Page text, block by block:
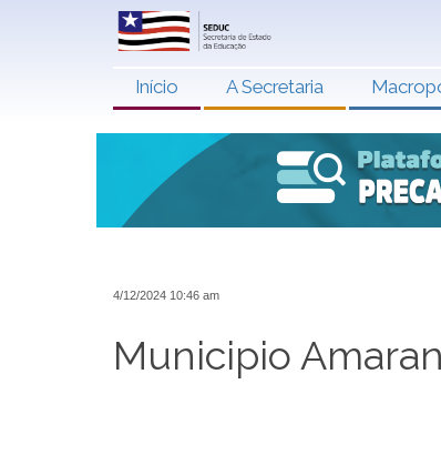
Início A Secretaria
4/12/2024 10:46 am
Municipio